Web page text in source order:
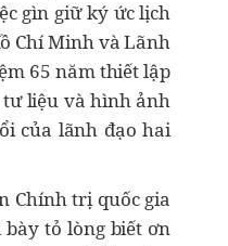
gìn giữ ký ức lịch
Chí Minh và Lãnh
65 năm thiết lập
tư liệu và hình ảnh
của lãnh đạo hai
Chính trị quốc gia
tỏ lòng biết ơn